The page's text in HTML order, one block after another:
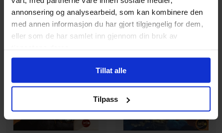
annonsering og analysearbeid, som kan kombinere den
med annen informasjon du har gjort tilgjengelig for dem,
eller som de har samlet inn gjennom din bruk av
Tillat alle
Tilpass
10
Medlem